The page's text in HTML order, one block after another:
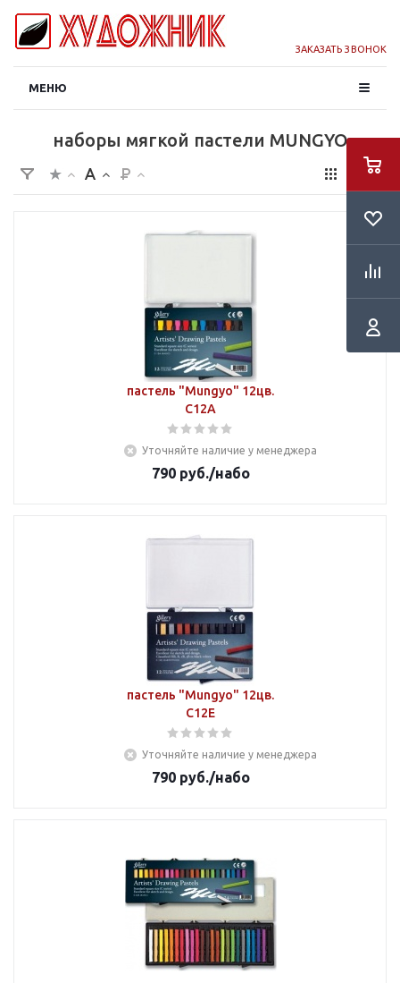
ЗАКАЗАТЬ ЗВОНОК
МЕНЮ
наборы мягкой пастели MUNGYO
пастель "Mungyo" 12цв.
C12A
Уточняйте наличие у менеджера
790руб./набо
пастель "Mungyo" 12цв.
C12E
Уточняйте наличие у менеджера
790руб./набо